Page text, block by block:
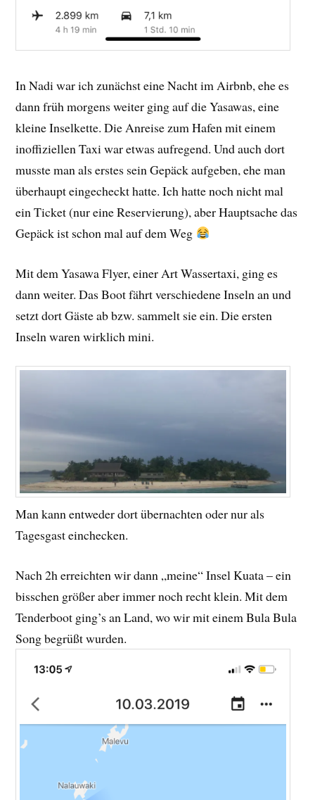
In Nadi war ich zunächst eine Nacht im Airbnb, ehe es
dann früh morgens weiter ging auf die Yasawas, eine
kleine Inselkette. Die Anreise zum Hafen mit einem
inoffiziellen Taxi war etwas aufregend. Und auch dort
musste man als erstes sein Gepäck aufgeben, ehe man
überhaupt eingecheckt hatte. Ich hatte noch nicht mal
ein Ticket (nur eine Reservierung), aber Hauptsache das
Gepäck ist schon mal auf dem Weg
Mit dem Yasawa Flyer, einer Art Wassertaxi, ging es
dann weiter. Das Boot fährt verschiedene Inseln an und
setzt dort Gäste ab bzw. sammelt sie ein. Die ersten
Inseln waren wirklich mini.
Man kann entweder dort übernachten oder nur als
Tagesgast einchecken.
Nach 2h erreichten wir dann „meine“ Insel Kuata – ein
bisschen größer aber immer noch recht klein. Mit dem
Tenderboot ging’s an Land, wo wir mit einem Bula Bula
Song begrüßt wurden.